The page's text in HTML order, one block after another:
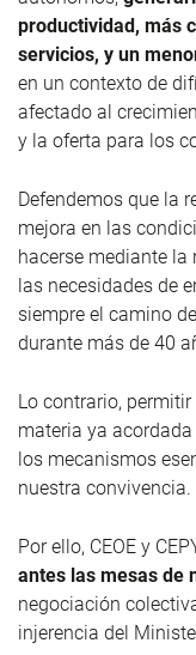
productividad, más
servicios, y un
en un contexto de
afectado al
y la oferta para los
Defendemos que la
mejora en las
hacerse mediante
las necesidades de
siempre el camino
durante más de 40
Lo contrario,
materia ya
los mecanismos
nuestra convivencia.
Por ello, CEOE y
antes las mesas de
negociación
injerencia del